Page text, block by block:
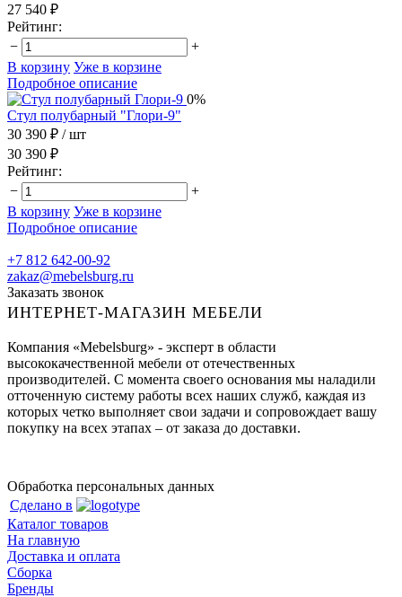
27 540 ₽
Рейтинг:
−
+
В корзину Уже в корзине
Подробное описание
0%
Стул полубарный "Глори-9"
30 390 ₽ / шт
30 390 ₽
Рейтинг:
−
+
В корзину Уже в корзине
Подробное описание
+7 812 642-00-92
zakaz@mebelsburg.ru
Заказать звонок
ИНТЕРНЕТ-МАГАЗИН МЕБЕЛИ
Компания «Mebelsburg» - эксперт в области
высококачественной мебели от отечественных
производителей. С момента своего основания мы наладили
отточенную систему работы всех наших служб, каждая из
которых четко выполняет свои задачи и сопровождает вашу
покупку на всех этапах – от заказа до доставки.
Обработка персональных данных
Сделано в
Каталог товаров
На главную
Доставка и оплата
Сборка
Бренды